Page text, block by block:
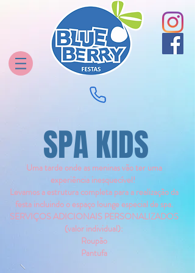
SPA KIDS
Uma tarde onde as meninas vão ter uma
experiência inesquecível!
Levamos a estrutura completa para a realização da
festa incluindo o espaço lounge especial de spa.
SERVIÇOS ADICIONAIS PERSONALIZADOS
(valor individual):
Roupão
Pantufa